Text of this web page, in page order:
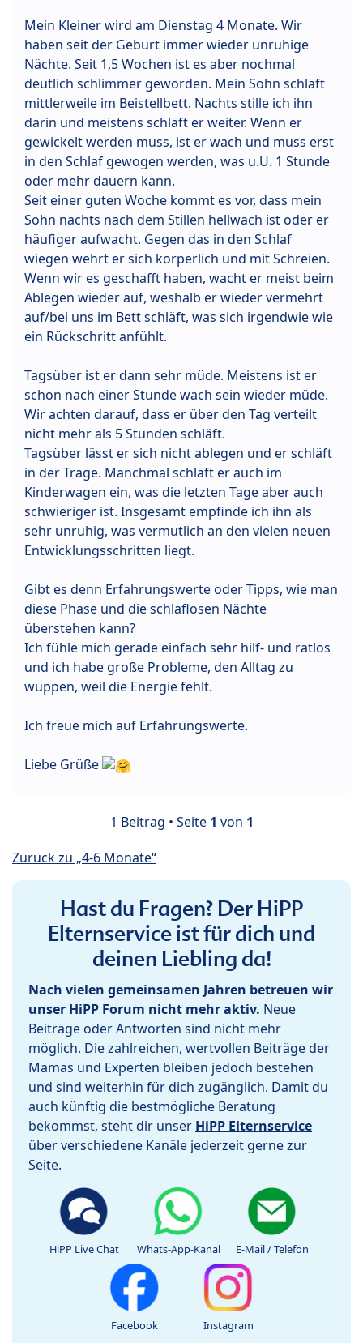
Mein Kleiner wird am Dienstag 4 Monate. Wir
haben seit der Geburt immer wieder unruhige
Nächte. Seit 1,5 Wochen ist es aber nochmal
deutlich schlimmer geworden. Mein Sohn schläft
mittlerweile im Beistellbett. Nachts stille ich ihn
darin und meistens schläft er weiter. Wenn er
gewickelt werden muss, ist er wach und muss erst
in den Schlaf gewogen werden, was u.U. 1 Stunde
oder mehr dauern kann.
Seit einer guten Woche kommt es vor, dass mein
Sohn nachts nach dem Stillen hellwach ist oder er
häufiger aufwacht. Gegen das in den Schlaf
wiegen wehrt er sich körperlich und mit Schreien.
Wenn wir es geschafft haben, wacht er meist beim
Ablegen wieder auf, weshalb er wieder vermehrt
auf/bei uns im Bett schläft, was sich irgendwie wie
ein Rückschritt anfühlt.
Tagsüber ist er dann sehr müde. Meistens ist er
schon nach einer Stunde wach sein wieder müde.
Wir achten darauf, dass er über den Tag verteilt
nicht mehr als 5 Stunden schläft.
Tagsüber lässt er sich nicht ablegen und er schläft
in der Trage. Manchmal schläft er auch im
Kinderwagen ein, was die letzten Tage aber auch
schwieriger ist. Insgesamt empfinde ich ihn als
sehr unruhig, was vermutlich an den vielen neuen
Entwicklungsschritten liegt.
Gibt es denn Erfahrungswerte oder Tipps, wie man
diese Phase und die schlaflosen Nächte
überstehen kann?
Ich fühle mich gerade einfach sehr hilf- und ratlos
und ich habe große Probleme, den Alltag zu
wuppen, weil die Energie fehlt.
Ich freue mich auf Erfahrungswerte.
Liebe Grüße
1 Beitrag • Seite 1 von 1
Zurück zu „4-6 Monate“
Hast du Fragen? Der HiPP
Elternservice ist für dich und
deinen Liebling da!
Nach vielen gemeinsamen Jahren betreuen wir
unser HiPP Forum nicht mehr aktiv. Neue
Beiträge oder Antworten sind nicht mehr
möglich. Die zahlreichen, wertvollen Beiträge der
Mamas und Experten bleiben jedoch bestehen
und sind weiterhin für dich zugänglich. Damit du
auch künftig die bestmögliche Beratung
bekommst, steht dir unser HiPP Elternservice
über verschiedene Kanäle jederzeit gerne zur
Seite.
HiPP Live Chat Whats-App-Kanal E-Mail / Telefon
Facebook Instagram